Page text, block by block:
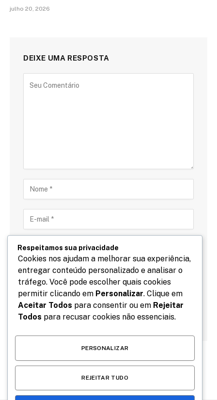
julho 20, 2026
DEIXE UMA RESPOSTA
Salve meu nome, email e site neste navegador para
a próxima vez que eu comentar.
Respeitamos sua privacidade
Cookies nos ajudam a melhorar sua experiência,
entregar conteúdo personalizado e analisar o
tráfego. Você pode escolher quais cookies
permitir clicando em Personalizar. Clique em
Aceitar Todos para consentir ou em Rejeitar
Todos para recusar cookies não essenciais.
PERSONALIZAR
REJEITAR TUDO